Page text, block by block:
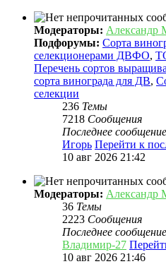
Модераторы: Александр
Подфорумы: Сорта
селекционерами ДВФО,
Перечень сортов
сорта винограда для ДВ,
селекции
236 Темы
7218 Сообщения
Последнее сообщение
Игорь Перейти к
10 авг 2026 21:42
Модераторы: Александр
36 Темы
2223 Сообщения
Последнее сообщение
Владимир-27
10 авг 2026 21:46